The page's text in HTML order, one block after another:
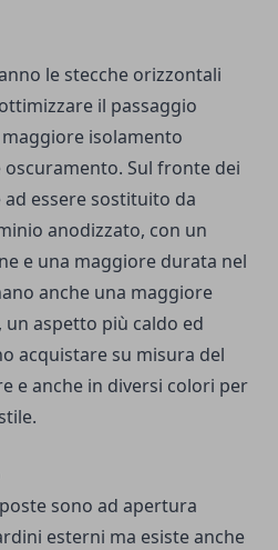
le stecche orizzontali
il passaggio
isolamento
Sul fronte dei
essere sostituito da
anodizzato, con un
e una maggiore durata nel
anche una maggiore
un aspetto più caldo ed
acquistare su misura del
e anche in diversi colori per
sono ad apertura
esterni ma esiste anche